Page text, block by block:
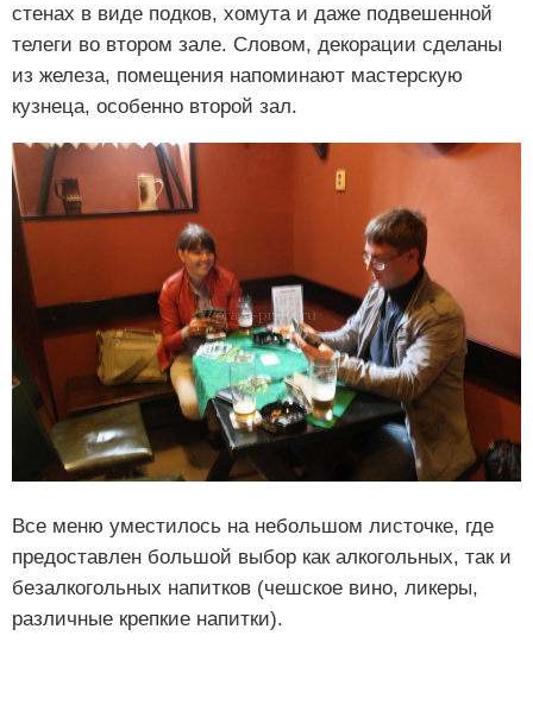
стенах в виде подков, хомута и даже подвешенной
телеги во втором зале. Словом, декорации сделаны
из железа, помещения напоминают мастерскую
кузнеца, особенно второй зал.
Все меню уместилось на небольшом листочке, где
предоставлен большой выбор как алкогольных, так и
безалкогольных напитков (чешское вино, ликеры,
различные крепкие напитки).